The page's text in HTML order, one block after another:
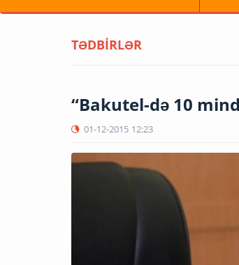
TƏDBİRLƏR
“Bakutel-də 10
01-12-2015 12:23